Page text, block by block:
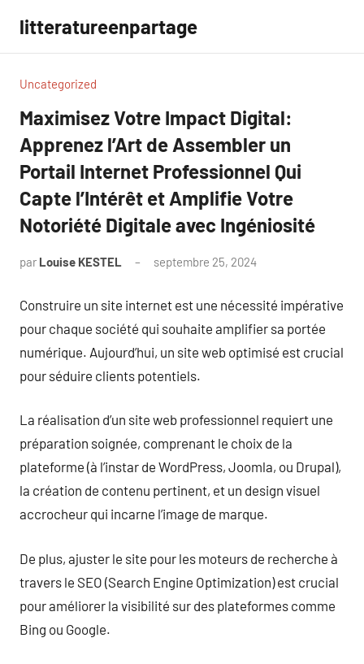
contenu
litteratureenpartage
Uncategorized
Maximisez Votre Impact Digital:
Apprenez l’Art de Assembler un
Portail Internet Professionnel Qui
Capte l’Intérêt et Amplifie Votre
Notoriété Digitale avec Ingéniosité
par Louise KESTEL septembre 25, 2024
Construire un site internet est une nécessité impérative
pour chaque société qui souhaite amplifier sa portée
numérique. Aujourd’hui, un site web optimisé est crucial
pour séduire clients potentiels.
La réalisation d’un site web professionnel requiert une
préparation soignée, comprenant le choix de la
plateforme (à l’instar de WordPress, Joomla, ou Drupal),
la création de contenu pertinent, et un design visuel
accrocheur qui incarne l’image de marque.
De plus, ajuster le site pour les moteurs de recherche à
travers le SEO (Search Engine Optimization) est crucial
pour améliorer la visibilité sur des plateformes comme
Bing ou Google.